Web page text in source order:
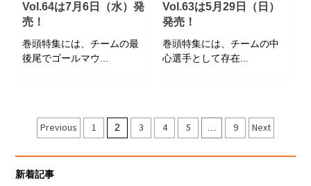
Vol.64は7月6日（水）発
売！
巻頭特集には、チームの最
後尾でゴールマウ...
Vol.63は5月29日（日）
発売！
巻頭特集には、チームの中
心選手として存在...
投
稿
の
Previous 1 2 3 4 5 9 Next
新着記事